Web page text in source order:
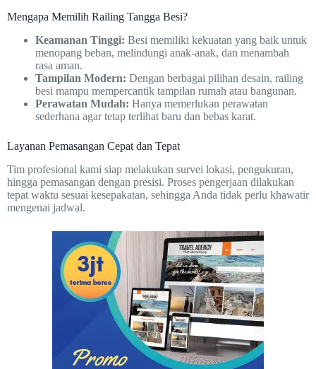
Mengapa Memilih Railing Tangga Besi?
Keamanan Tinggi: Besi memiliki kekuatan yang baik untuk
menopang beban, melindungi anak-anak, dan menambah
rasa aman.
Tampilan Modern: Dengan berbagai pilihan desain, railing
besi mampu mempercantik tampilan rumah atau bangunan.
Perawatan Mudah: Hanya memerlukan perawatan
sederhana agar tetap terlihat baru dan bebas karat.
Layanan Pemasangan Cepat dan Tepat
Tim profesional kami siap melakukan survei lokasi, pengukuran,
hingga pemasangan dengan presisi. Proses pengerjaan dilakukan
tepat waktu sesuai kesepakatan, sehingga Anda tidak perlu khawatir
mengenai jadwal.